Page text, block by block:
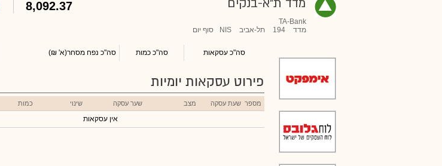
מדד ת"א-בנקים
TA-Bank
מדד
194 תל-אביב NIS סוף יום
8,092.37
סה"כ עסקאות סה"כ כמות סה"כ נפח מסחר(א' ₪)
פירוט עסקאות יומיות
מספר שעת עסקה מצב שער עסקה שינוי כמות
אין עסקאות